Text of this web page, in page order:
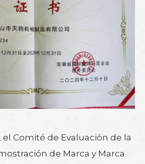
Comité de Evaluación de la
de Marca y Marca